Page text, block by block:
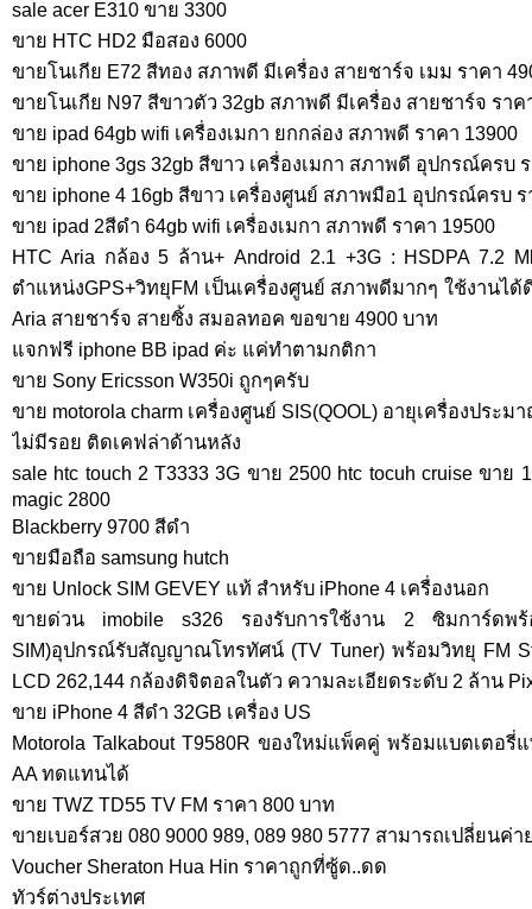
sale acer E310 ขาย 3300
ขาย HTC HD2 มือสอง 6000
ขายโนเกีย E72 สีทอง สภาพดี มีเครื่อง สายชาร์จ เมม ราคา
ขายโนเกีย N97 สีขาวตัว 32gb สภาพดี มีเครื่อง สายชาร์จ ราค
ขาย ipad 64gb wifi เครื่องเมกา ยกกล่อง สภาพดี ราคา 13900
ขาย iphone 3gs 32gb สีขาว เครื่องเมกา สภาพดี อุปกรณ์ครบ
ขาย iphone 4 16gb สีขาว เครื่องศูนย์ สภาพมือ1 อุปกรณ์ครบ ร
ขาย ipad 2สีดำ 64gb wifi เครื่องเมกา สภาพดี ราคา 19500
HTC Aria กล้อง 5 ล้าน+ Android 2.1 +3G : HSDPA 7.2
ตำแหน่งGPS+วิทยุFM เป็นเครื่องศูนย์ สภาพดีมากๆ ใช้งานไ
Aria สายชาร์จ สายซิ้ง สมอลทอค ขอขาย 4900 บาท
แจกฟรี iphone BB ipad ค่ะ แค่ทำตามกติกา
ขาย Sony Ericsson W350i ถูกๆครับ
ขาย motorola charm เครื่องศูนย์ SIS(QOOL) อายุเครื่องปร
ไม่มีรอย ติดเคฟล่าด้านหลัง
sale htc touch 2 T3333 3G ขาย 2500 htc tocuh cruise ขาย
magic 2800
Blackberry 9700 สีดำ
ขายมือถือ samsung hutch
ขาย Unlock SIM GEVEY แท้ สำหรับ iPhone 4 เครื่องนอก
ขายด่วน imobile s326 รองรับการใช้งาน 2 ซิมการ์ดพร้
SIM)อุปกรณ์รับสัญญาณโทรทัศน์ (TV Tuner) พร้อมวิทยุ FM
LCD 262,144 กล้องดิจิตอลในตัว ความละเอียดระดับ 2 ล้าน
ขาย iPhone 4 สีดำ 32GB เครื่อง US
Motorola Talkabout T9580R ของใหม่แพ็คคู่ พร้อมแบตเตอ
AA ทดแทนได้
ขาย TWZ TD55 TV FM ราคา 800 บาท
ขายเบอร์สวย 080 9000 989, 089 980 5777 สามารถเปลี่ยนค่า
Voucher Sheraton Hua Hin ราคาถูกที่ซู้ด..ดด
ทัวร์ต่างประเทศ